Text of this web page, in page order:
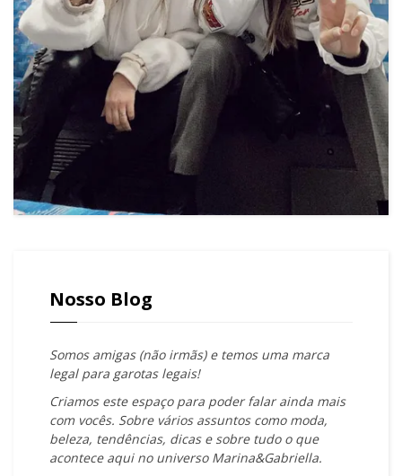
Nosso Blog
Somos amigas (não irmãs) e temos uma marca
legal para garotas legais!
Criamos este espaço para poder falar ainda mais
com vocês. Sobre vários assuntos como moda,
beleza, tendências, dicas e sobre tudo o que
acontece aqui no universo Marina&Gabriella.